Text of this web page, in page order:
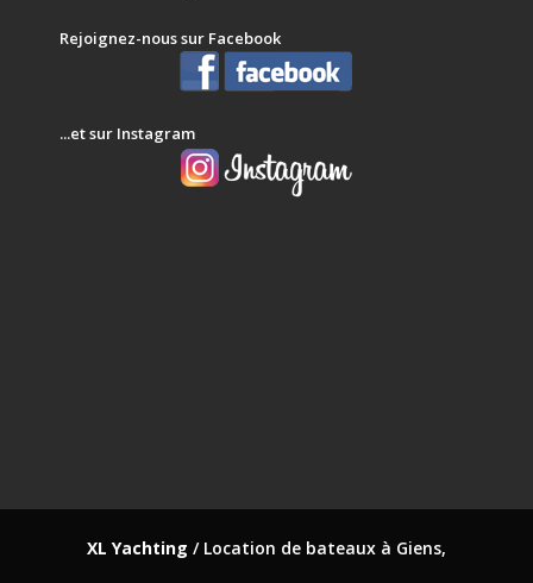
Rejoignez-nous sur Facebook
...et sur Instagram
XL Yachting / Location de bateaux à Giens,